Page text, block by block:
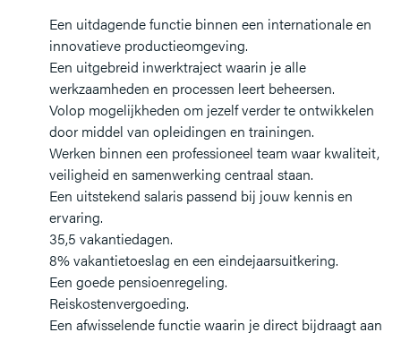
Een uitdagende functie binnen een internationale en
innovatieve productieomgeving.
Een uitgebreid inwerktraject waarin je alle
werkzaamheden en processen leert beheersen.
Volop mogelijkheden om jezelf verder te ontwikkelen
door middel van opleidingen en trainingen.
Werken binnen een professioneel team waar kwaliteit,
veiligheid en samenwerking centraal staan.
Een uitstekend salaris passend bij jouw kennis en
ervaring.
35,5 vakantiedagen.
8% vakantietoeslag en een eindejaarsuitkering.
Een goede pensioenregeling.
Reiskostenvergoeding.
Een afwisselende functie waarin je direct bijdraagt aan